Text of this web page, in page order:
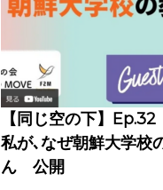
【同じ空の下】
私が､なぜ朝鮮大学校
ん 公開